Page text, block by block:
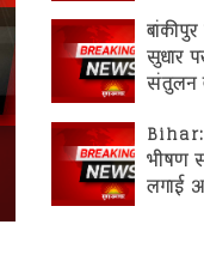
Bihar News Today
के मुख्य और ताजा
सुधार
संतुलन
Bihar:
भीषण
लगाई